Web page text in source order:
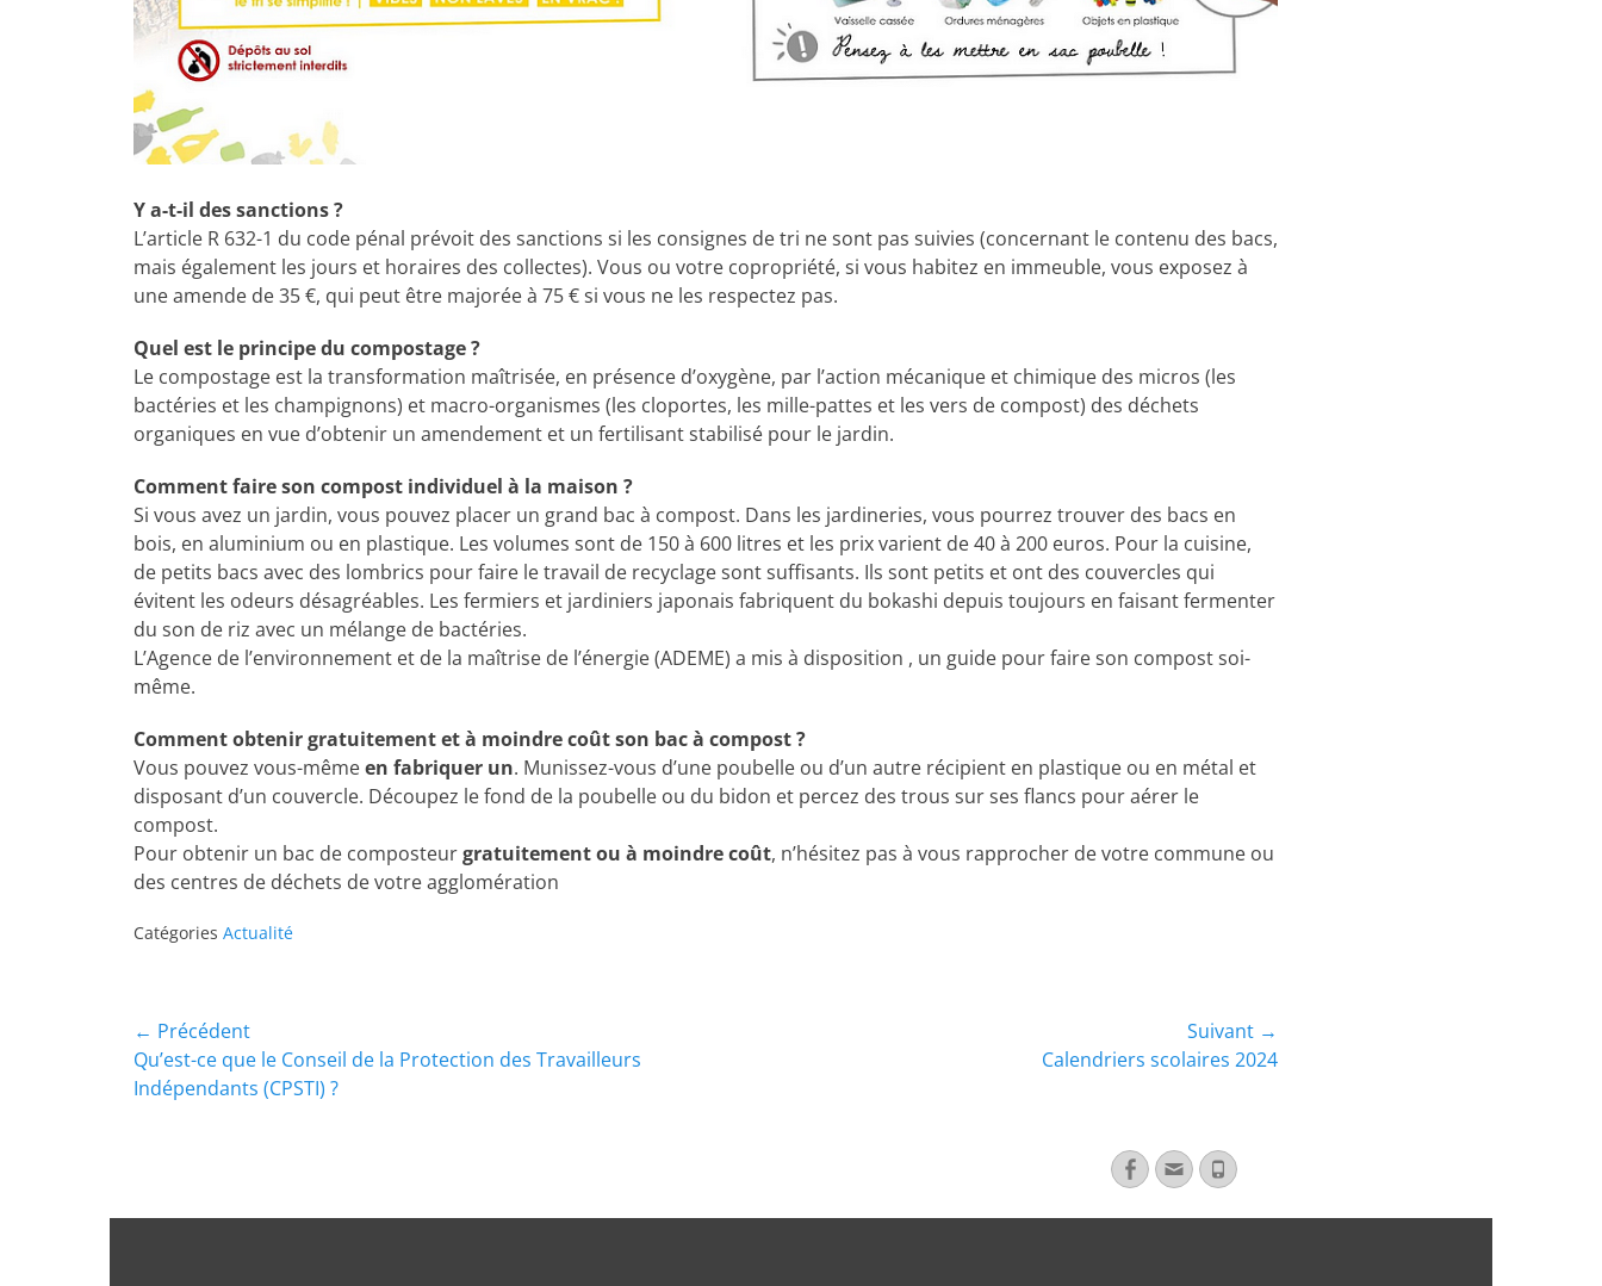
Y a-t-il des sanctions ?
L’article R 632-1 du code pénal prévoit des sanctions si les consignes de tri ne sont pas suivies (concernant le contenu des bacs,
mais également les jours et horaires des collectes). Vous ou votre copropriété, si vous habitez en immeuble, vous exposez à
une amende de 35 €, qui peut être majorée à 75 € si vous ne les respectez pas.
Quel est le principe du compostage ?
Le compostage est la transformation maîtrisée, en présence d’oxygène, par l’action mécanique et chimique des micros (les
bactéries et les champignons) et macro-organismes (les cloportes, les mille-pattes et les vers de compost) des déchets
organiques en vue d’obtenir un amendement et un fertilisant stabilisé pour le jardin.
Comment faire son compost individuel à la maison ?
Si vous avez un jardin, vous pouvez placer un grand bac à compost. Dans les jardineries, vous pourrez trouver des bacs en
bois, en aluminium ou en plastique. Les volumes sont de 150 à 600 litres et les prix varient de 40 à 200 euros. Pour la cuisine,
de petits bacs avec des lombrics pour faire le travail de recyclage sont suffisants. Ils sont petits et ont des couvercles qui
évitent les odeurs désagréables. Les fermiers et jardiniers japonais fabriquent du bokashi depuis toujours en faisant fermenter
du son de riz avec un mélange de bactéries.
L’Agence de l’environnement et de la maîtrise de l’énergie (ADEME) a mis à disposition , un guide pour faire son compost soi-
même.
Comment obtenir gratuitement et à moindre coût son bac à compost ?
Vous pouvez vous-mêmeen fabriquer un. Munissez-vous d’une poubelle ou d’un autre récipient en plastique ou en métal et
disposant d’un couvercle. Découpez le fond de la poubelle ou du bidon et percez des trous sur ses flancs pour aérer le
compost.
Pour obtenir un bac de composteurgratuitement ou à moindre coût, n’hésitez pas à vous rapprocher de votre commune ou
des centres de déchets de votre agglomération
Catégories Actualité
← Précédent
Qu’est-ce que le Conseil de la Protection des Travailleurs
Indépendants (CPSTI) ?
Suivant →
Calendriers scolaires 2024